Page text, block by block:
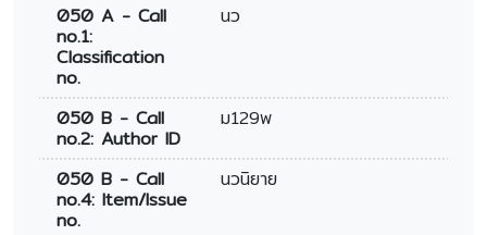
050 A - Call
no.1:
Classification
no.
นว
050 B - Call
no.2: Author ID
ม129พ
050 B - Call
no.4: Item/Issue
no.
นวนิยาย